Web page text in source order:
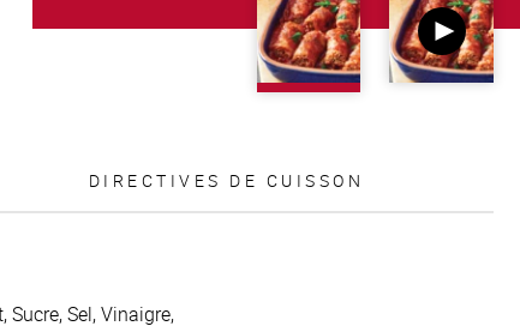
DIRECTIVES DE CUISSON
Sel, Vinaigre,